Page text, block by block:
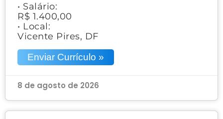
• Salário:
R$ 1.400,00
• Local:
Vicente Pires, DF
Enviar Currículo »
8 de agosto de 2026